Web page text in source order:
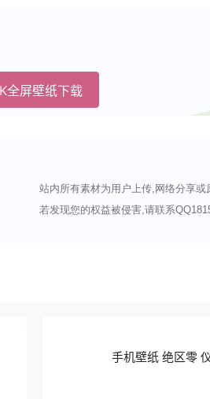
全屏壁纸下载
站内所有素材为用户上传,网络分享
若发现您的权益被侵害,请联系
手机壁纸 绝区零